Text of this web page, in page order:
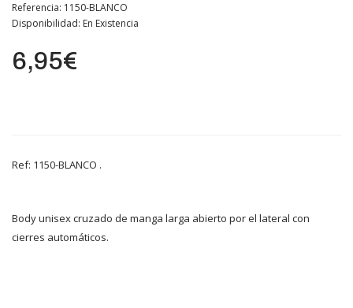
Referencia: 1150-BLANCO
Disponibilidad: En Existencia
6,95€
Ref: 1150-BLANCO .
Body unisex cruzado de manga larga abierto por el lateral con
cierres automáticos.